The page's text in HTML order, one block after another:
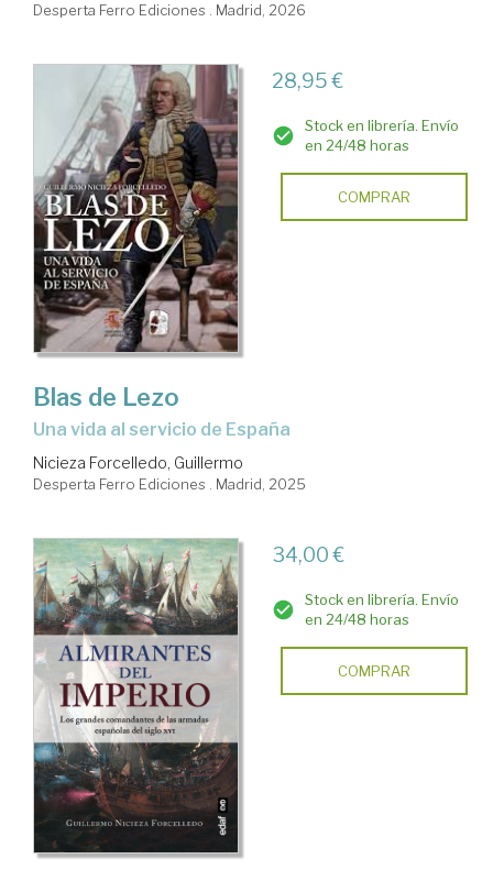
Desperta Ferro Ediciones . Madrid, 2026
28,95 €
Stock en librería. Envío
en 24/48 horas
COMPRAR
Blas de Lezo
Una vida al servicio de España
Nicieza Forcelledo, Guillermo
Desperta Ferro Ediciones . Madrid, 2025
34,00 €
Stock en librería. Envío
en 24/48 horas
COMPRAR